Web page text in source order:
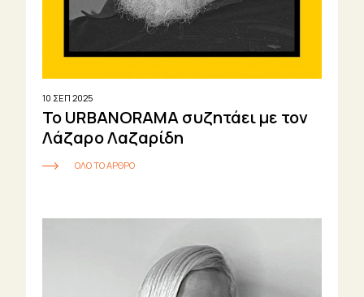
10 ΣΕΠ 2025
Το URBANORAMA συζητάει με τον
Λάζαρο Λαζαρίδη
ΟΛΟ ΤΟ ΑΡΘΡΟ